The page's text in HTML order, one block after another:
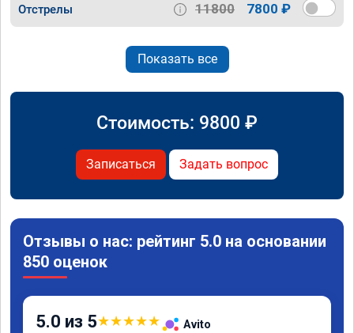
Отстрелы 11800 7800 ₽
Показать все
Стоимость: 9800 ₽
Записаться Задать вопрос
Отзывы о нас: рейтинг 5.0 на основании
850 оценок
5.0 из 5★★★★★ Avito